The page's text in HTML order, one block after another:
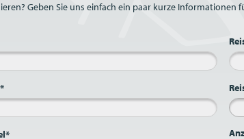
Geben Sie uns einfach ein paar kurze Informationen